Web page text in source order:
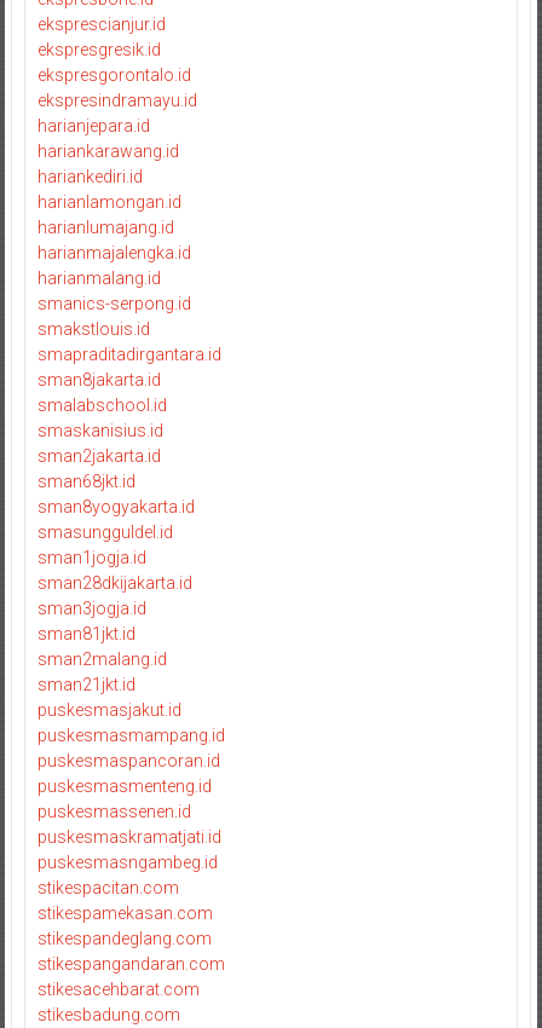
eksprescianjur.id
ekspresgresik.id
ekspresgorontalo.id
ekspresindramayu.id
harianjepara.id
hariankarawang.id
hariankediri.id
harianlamongan.id
harianlumajang.id
harianmajalengka.id
harianmalang.id
smanics-serpong.id
smakstlouis.id
smapraditadirgantara.id
sman8jakarta.id
smalabschool.id
smaskanisius.id
sman2jakarta.id
sman68jkt.id
sman8yogyakarta.id
smasungguldel.id
sman1jogja.id
sman28dkijakarta.id
sman3jogja.id
sman81jkt.id
sman2malang.id
sman21jkt.id
puskesmasjakut.id
puskesmasmampang.id
puskesmaspancoran.id
puskesmasmenteng.id
puskesmassenen.id
puskesmaskramatjati.id
puskesmasngambeg.id
stikespacitan.com
stikespamekasan.com
stikespandeglang.com
stikespangandaran.com
stikesacehbarat.com
stikesbadung.com